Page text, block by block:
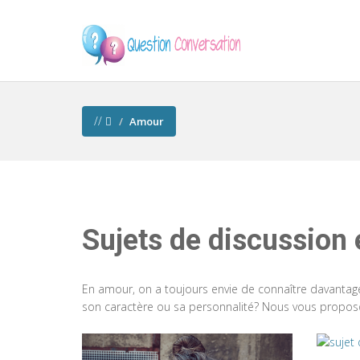
// Amour
Sujets de
En amour, on a toujours envie de connaître
son caractère ou sa personnalité? Nous vous